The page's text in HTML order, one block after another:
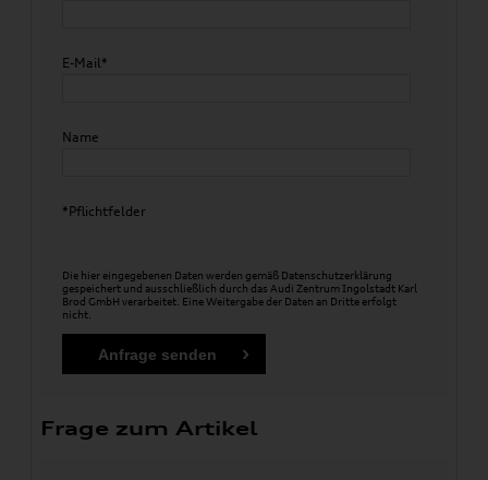
E-Mail*
Name
*Pflichtfelder
Die hier eingegebenen Daten werden gemäß Datenschutzerklärung
gespeichert und ausschließlich durch das Audi Zentrum Ingolstadt Karl
Brod GmbH verarbeitet. Eine Weitergabe der Daten an Dritte erfolgt
nicht.
Frage zum Artikel